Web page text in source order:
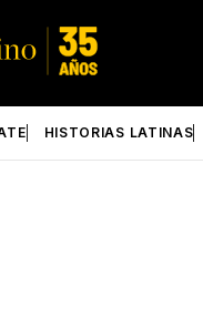
HISTORIAS LATINAS